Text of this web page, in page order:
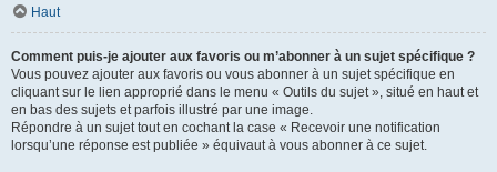
Haut
Comment puis-je ajouter aux favoris ou m’abonner à un sujet spécifique ?
Vous pouvez ajouter aux favoris ou vous abonner à un sujet spécifique en
cliquant sur le lien approprié dans le menu « Outils du sujet », situé en haut et
en bas des sujets et parfois illustré par une image.
Répondre à un sujet tout en cochant la case « Recevoir une notification
lorsqu’une réponse est publiée » équivaut à vous abonner à ce sujet.